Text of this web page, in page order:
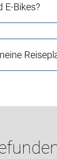
E-Bikes?